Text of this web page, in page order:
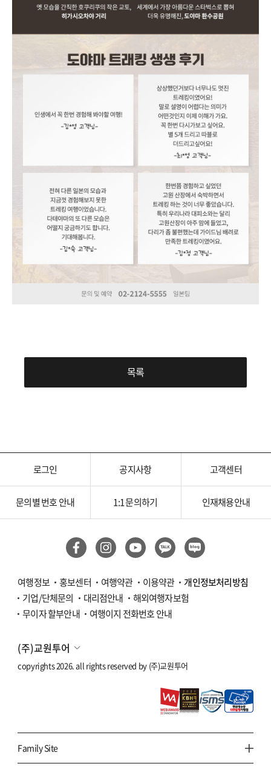
목록
로그인 공지사항 고객센터
문의별 번호 안내 1:1 문의하기 인재채용안내
여행정보 홍보센터 여행약관 이용약관
개인정보처리방침
기업/단체문의
대리점안내
해외여행자보험
무이자 할부안내
여행이지 전화번호 안내
(주)교원투어
copyrights 2026. all rights reserved by (주)교원투어
Family Site